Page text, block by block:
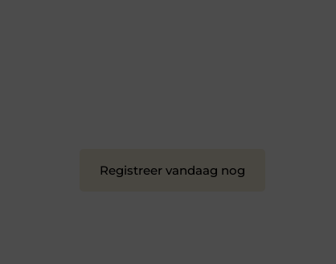
Registreer vandaag nog